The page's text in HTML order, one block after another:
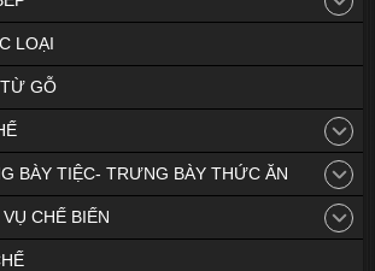
LOẠI
GỖ
BÀY TIỆC- TRƯNG BÀY THỨC ĂN
CHẾ BIẾN